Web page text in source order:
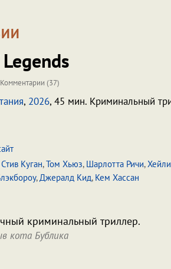
Комментарии (37)
, 2026, 45 мин. Криминальный
Стив Куган,Том Хьюз, Шарлотта Ричи,
,Джералд Кид, Кем Хассан
криминальный триллер.
кота Бублика